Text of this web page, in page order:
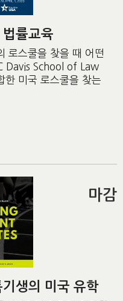
률교육
로스쿨을 찾을 때 어떤
Davis School of Law
한 미국 로스쿨을 찾는
생의 미국 유학
마감